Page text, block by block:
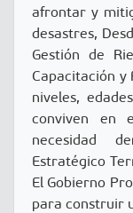
afrontar y
desastres,
Gestión de
Capacitación y
niveles,
conviven en
necesidad
Estratégico
El Gobierno
para construir